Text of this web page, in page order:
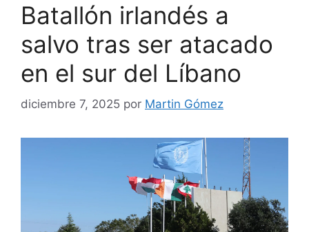
Batallón irlandés a
salvo tras ser atacado
en el sur del Líbano
diciembre 7, 2025 por Martin Gómez